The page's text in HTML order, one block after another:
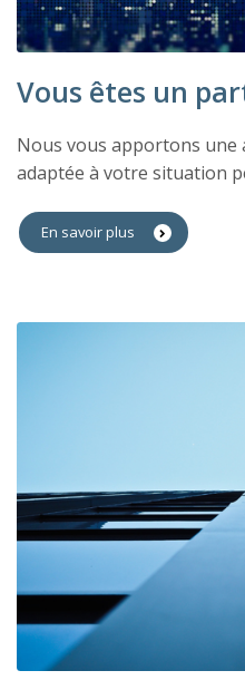
Vous êtes un
Nous vous apportons une
adaptée à votre situation
En savoir plus